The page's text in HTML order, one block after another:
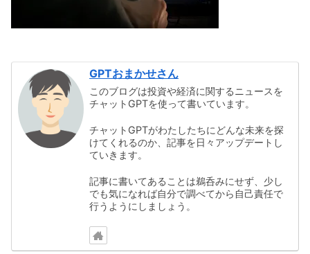
GPTおまかせさん
このブログは投資や経済に関するニュースを
チャットGPTを使って書いています。
チャットGPTがわたしたちにどんな未来を探
けてくれるのか、記事を日々アップデートし
ていきます。
記事に書いてあることは鵜呑みにせず、少し
でも気になれば自分で調べてから自己責任で
行うようにしましょう。